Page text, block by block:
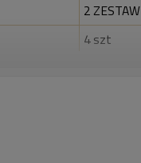
2 ZESTAW
4 szt